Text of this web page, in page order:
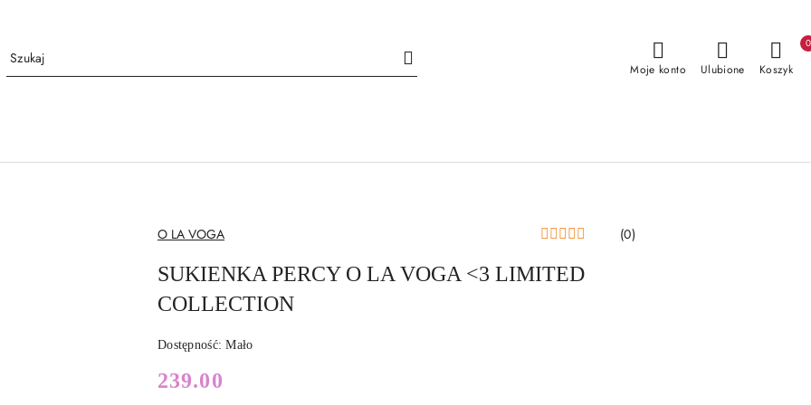
Moje konto Ulubione Koszyk
0
NAZWA
PRODUCENTA:
O LA VOGA (0)
SUKIENKA PERCY O LA VOGA <3 LIMITED
COLLECTION
Dostępność:Mało
cena:
239.00